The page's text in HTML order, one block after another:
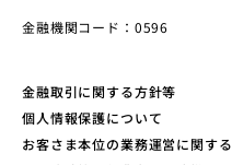
金融機関コード：0596
金融取引に関する方針等
個人情報保護について
お客さま本位の業務運営に関す